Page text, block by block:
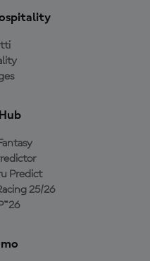
Predict
25/26